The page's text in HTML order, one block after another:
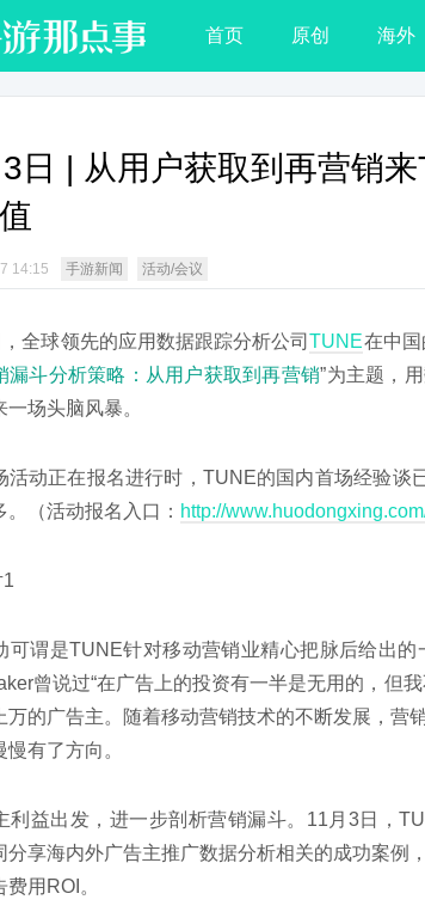
首页 原创 海外
日 | 从用户获取到再营销
14:15 手游新闻 活动/会议
全球领先的应用数据跟踪分析公司TUNE在中
漏斗分析策略：从用户获取到再营销”为主题，
场头脑风暴。
活动正在报名进行时，TUNE的国内首场经验谈
。（活动报名入口： http://
可谓是TUNE针对移动营销业精心把脉后给出
曾说过“在广告上的投资有一半是无用的，但
万的广告主。随着移动营销技术的不断发展，营
有了方向。
利益出发，进一步剖析营销漏斗。11月3日，
分享海内外广告主推广数据分析相关的成功案例
用ROI。